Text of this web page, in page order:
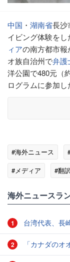
中国 ・ 湖南省長沙
イビング体験をし
ィアの南方都市報
オ族自治州で弁護
洋公園で480元（
ログラムに参加
#海外ニュース
#メディア
#翻訳
海外ニュースラ
1 台湾代表、長
2 「カナダのオオヤマネコ